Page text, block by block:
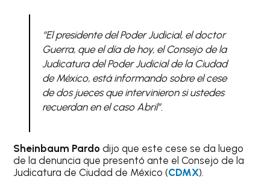
“El presidente del Poder Judicial, el doctor
Guerra, que el día de hoy, el Consejo de la
Judicatura del Poder Judicial de la Ciudad
de México, está informando sobre el cese
de dos jueces que intervinieron si ustedes
recuerdan en el caso Abril”.
Sheinbaum Pardo dijo que este cese se da luego
de la denuncia que presentó ante el Consejo de la
Judicatura de Ciudad de México (CDMX).